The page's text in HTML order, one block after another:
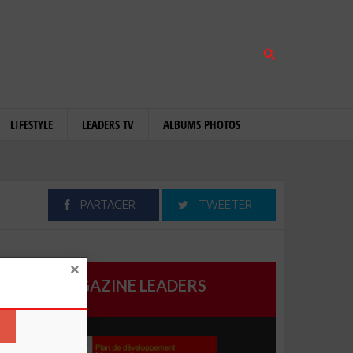
LIFESTYLE LEADERS TV ALBUMS PHOTOS
PARTAGER TWEETER
MAGAZINE LEADERS